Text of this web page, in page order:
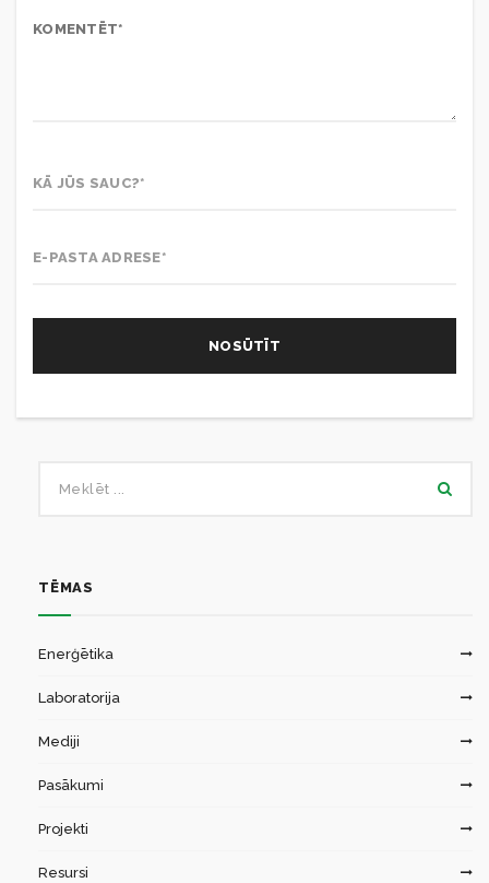
TĒMAS
Enerģētika
Laboratorija
Mediji
Pasākumi
Projekti
Resursi